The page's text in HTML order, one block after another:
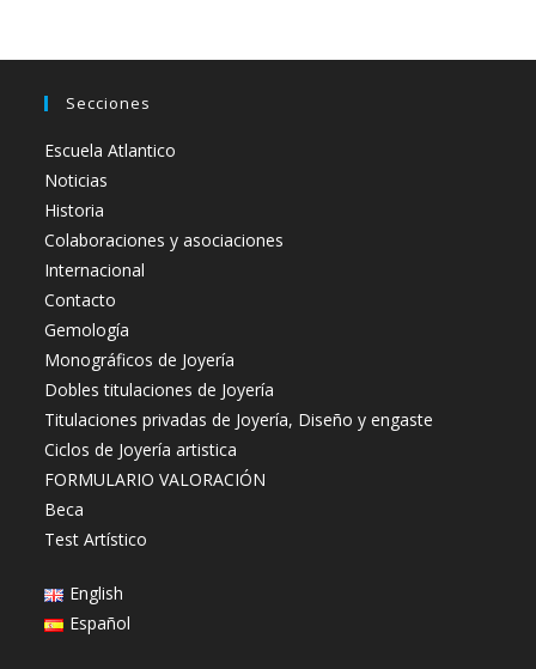
Secciones
Escuela Atlantico
Noticias
Historia
Colaboraciones y asociaciones
Internacional
Contacto
Gemología
Monográficos de Joyería
Dobles titulaciones de Joyería
Titulaciones privadas de Joyería, Diseño y engaste
Ciclos de Joyería artistica
FORMULARIO VALORACIÓN
Beca
Test Artístico
English
Español